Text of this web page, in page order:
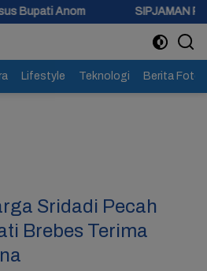
SIPJAMAN Resmi Diluncurkan,
Lifestyle Teknologi Berita Foto
Sridadi Pecah
Brebes Terima